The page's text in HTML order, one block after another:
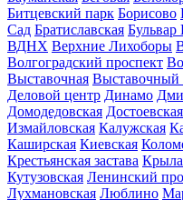
Битцевский парк Борисово
Сад Братиславская Бульвар
ВДНХ Верхние Лихоборы
Волгоградский проспект
Выставочная Выставочный
Деловой центр Динамо
Домодедовская Достоевская
Измайловская Калужская
Каширская Киевская
Крестьянская застава
Кутузовская Ленинский
Лухмановская Люблино